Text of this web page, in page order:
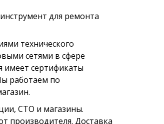
для ремонта
технического
сетями в сфере
имеет сертификаты
работаем по
СТО и магазины.
производителя. Доставка